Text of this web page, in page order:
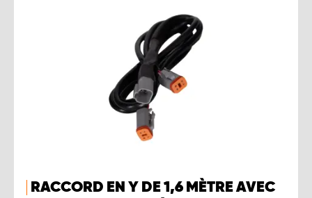
RACCORD EN Y DE 1,6 MÈTRE AVEC